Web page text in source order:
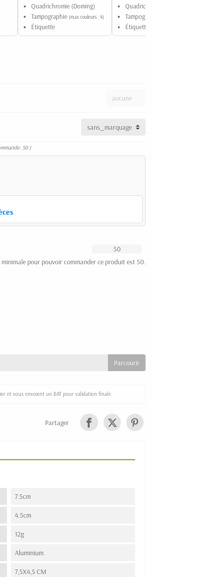
Quadrichromie (Doming)
Tampographie (max couleurs : 4)
Étiquette
Quadrichromie (Doming)
Tampographie
Étiquette
50 )
pour pouvoir commander ce produit est 50.
et vous envoient un BAT pour validation finale.
Partager
7.5cm
4.5cm
12g
Aluminium
7,5X4,5 CM